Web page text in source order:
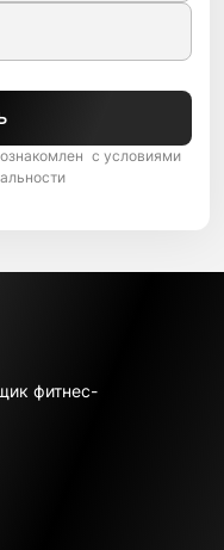
с условиями
фитнес-